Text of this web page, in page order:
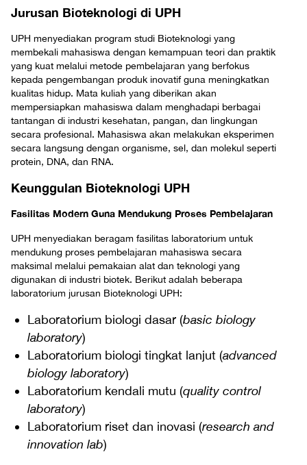
Jurusan Bioteknologi di UPH
UPH menyediakan program studi Bioteknologi yang
membekali mahasiswa dengan kemampuan teori dan praktik
yang kuat melalui metode pembelajaran yang berfokus
kepada pengembangan produk inovatif guna meningkatkan
kualitas hidup. Mata kuliah yang diberikan akan
mempersiapkan mahasiswa dalam menghadapi berbagai
tantangan di industri kesehatan, pangan, dan lingkungan
secara profesional. Mahasiswa akan melakukan eksperimen
secara langsung dengan organisme, sel, dan molekul seperti
protein, DNA, dan RNA.
Keunggulan Bioteknologi UPH
Fasilitas Modern Guna Mendukung Proses Pembelajaran
UPH menyediakan beragam fasilitas laboratorium untuk
mendukung proses pembelajaran mahasiswa secara
maksimal melalui pemakaian alat dan teknologi yang
digunakan di industri biotek. Berikut adalah beberapa
laboratorium jurusan Bioteknologi UPH:
Laboratorium biologi dasar (basic biology
laboratory)
Laboratorium biologi tingkat lanjut (advanced
biology laboratory)
Laboratorium kendali mutu (quality control
laboratory)
Laboratorium riset dan inovasi (research and
innovation lab)